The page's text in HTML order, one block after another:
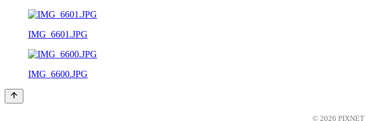
IMG_6601.JPG
IMG_6600.JPG
© 2026 PIXNET